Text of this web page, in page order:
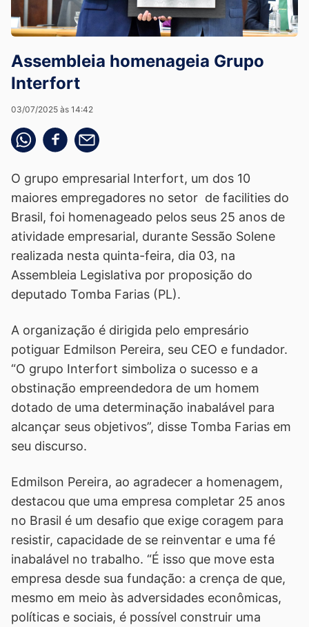
Assembleia homenageia Grupo
Interfort
03/07/2025 às 14:42
Compartilhe pelo whatsapp
Compartilhar no facebook
Compartilhe pelo email
O grupo empresarial Interfort, um dos 10
maiores empregadores no setor de facilities do
Brasil, foi homenageado pelos seus 25 anos de
atividade empresarial, durante Sessão Solene
realizada nesta quinta-feira, dia 03, na
Assembleia Legislativa por proposição do
deputado Tomba Farias (PL).
A organização é dirigida pelo empresário
potiguar Edmilson Pereira, seu CEO e fundador.
“O grupo Interfort simboliza o sucesso e a
obstinação empreendedora de um homem
dotado de uma determinação inabalável para
alcançar seus objetivos”, disse Tomba Farias em
seu discurso.
Edmilson Pereira, ao agradecer a homenagem,
destacou que uma empresa completar 25 anos
no Brasil é um desafio que exige coragem para
resistir, capacidade de se reinventar e uma fé
inabalável no trabalho. “É isso que move esta
empresa desde sua fundação: a crença de que,
mesmo em meio às adversidades econômicas,
políticas e sociais, é possível construir uma